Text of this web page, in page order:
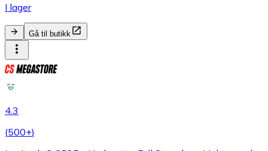
I lager
Gå til butikk
4.3
(500+)